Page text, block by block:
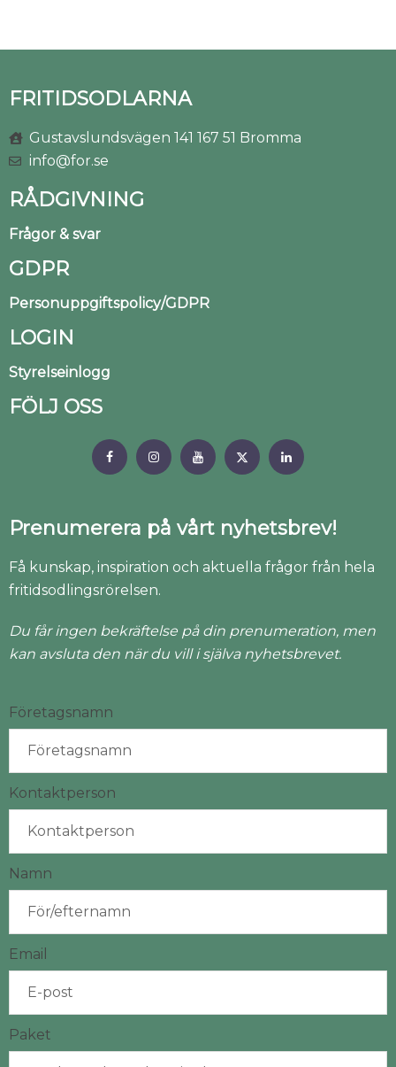
FRITIDSODLARNA
Gustavslundsvägen 141 167 51 Bromma
info@for.se
RÅDGIVNING
Frågor & svar
GDPR
Personuppgiftspolicy/GDPR
LOGIN
Styrelseinlogg
FÖLJ OSS
Prenumerera på vårt nyhetsbrev!
Få kunskap, inspiration och aktuella frågor från hela
fritidsodlingsrörelsen.
Du får ingen bekräftelse på din prenumeration, men
kan avsluta den när du vill i själva nyhetsbrevet.
Företagsnamn
Kontaktperson
Namn
Email
Paket